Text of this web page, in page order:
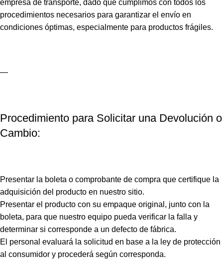
empresa de transporte, dado que cumplimos con todos los
procedimientos necesarios para garantizar el envío en
condiciones óptimas, especialmente para productos frágiles.
—
Procedimiento para Solicitar una Devolución o
Cambio:
Presentar la boleta o comprobante de compra que certifique la
adquisición del producto en nuestro sitio.
Presentar el producto con su empaque original, junto con la
boleta, para que nuestro equipo pueda verificar la falla y
determinar si corresponde a un defecto de fábrica.
El personal evaluará la solicitud en base a la ley de protección
al consumidor y procederá según corresponda.